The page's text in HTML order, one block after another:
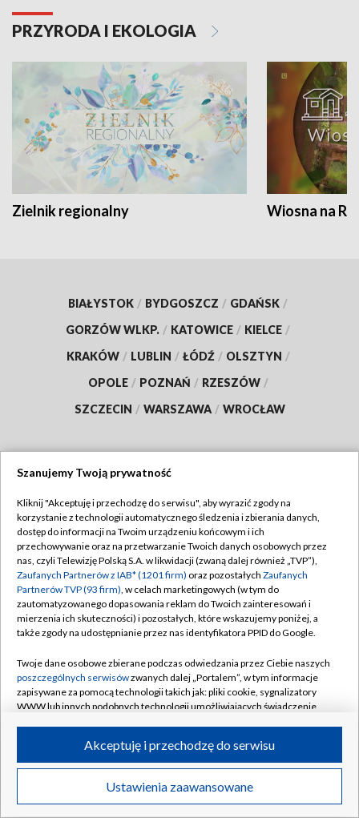
PRZYRODA I EKOLOGIA
Zielnik regionalny Wiosna na
BIAŁYSTOK / BYDGOSZCZ / GDAŃSK /
GORZÓW WLKP. / KATOWICE / KIELCE /
KRAKÓW / LUBLIN / ŁÓDŹ / OLSZTYN /
OPOLE / POZNAŃ / RZESZÓW /
SZCZECIN / WARSZAWA / WROCŁAW
TVP
Abonament TVP
Emisja w TVP
Centrum informacji TVP
Naziemna Telewizja Cyfrowa
Rada Programowa
System NOS
Informacje o nadawcy
Program dla prasy
Ogłoszenie przetargowe
Regulamin TVP
Polityka prywatności
Moje zgody
Pomoc
Kontakt
Kanały
©2026 Telewizja Polska S.A. w likwidacji
Szanujemy Twoją prywatność
Kliknij "Akceptuję i przechodzę do serwisu", aby wyrazić zgody na
korzystanie z technologii automatycznego śledzenia i zbierania danych,
dostęp do informacji na Twoim urządzeniu końcowym i ich
przechowywanie oraz na przetwarzanie Twoich danych osobowych przez
nas, czyli Telewizję Polską S.A. w likwidacji (zwaną dalej również „TVP”),
Zaufanych Partnerów z IAB* (1201 firm) oraz pozostałych Zaufanych
Partnerów TVP (93 firm), w celach marketingowych (w tym do
zautomatyzowanego dopasowania reklam do Twoich zainteresowań i
mierzenia ich skuteczności) i pozostałych, które wskazujemy poniżej, a
także zgody na udostępnianie przez nas identyfikatora PPID do Google.
Twoje dane osobowe zbierane podczas odwiedzania przez Ciebie naszych
poszczególnych serwisówzwanych dalej „Portalem”, w tym informacje
zapisywane za pomocą technologii takich jak: pliki cookie, sygnalizatory
WWW lub innych podobnych technologii umożliwiających świadczenie
ruchu w Internecie.
Twoje dane osobowe zbierane podczas odwiedzania przez Ciebie
poszczególnych serwisówna Portalu, takie jak adresy IP, identyfikatory
Ustawienia zaawansowane
Akceptuję i przechodzę do serwisu